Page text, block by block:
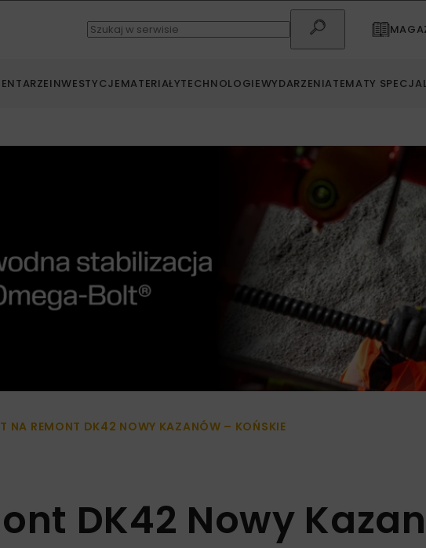
INWESTYCJEMATERIAŁYTECHNOLOGIEWYDARZENIATEMATY
NA REMONT DK42 NOWY KAZANÓW – KOŃSKIE
DK42 Nowy